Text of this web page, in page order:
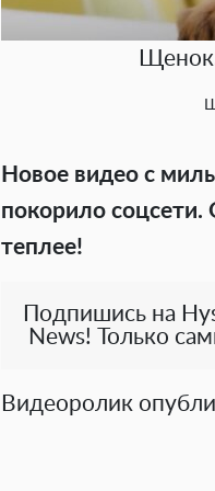
Новое видео с
покорило соцсети.
теплее!
Подпишись на
News! Только
Видеоролик